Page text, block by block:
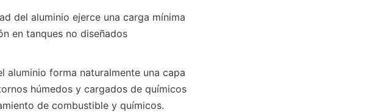
del aluminio ejerce una carga mínima
en tanques no diseñados
aluminio forma naturalmente una capa
húmedos y cargados de químicos
de combustible y químicos.